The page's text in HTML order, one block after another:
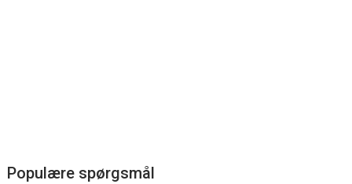
Populære spørgsmål